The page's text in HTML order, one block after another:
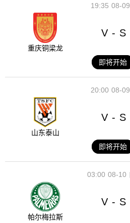
08-09
19:35
重庆铜梁龙
V - S
即将开始
08-09
20:00
山东泰山
V - S
即将开始
08-10
03:00
帕尔梅拉斯
V - S